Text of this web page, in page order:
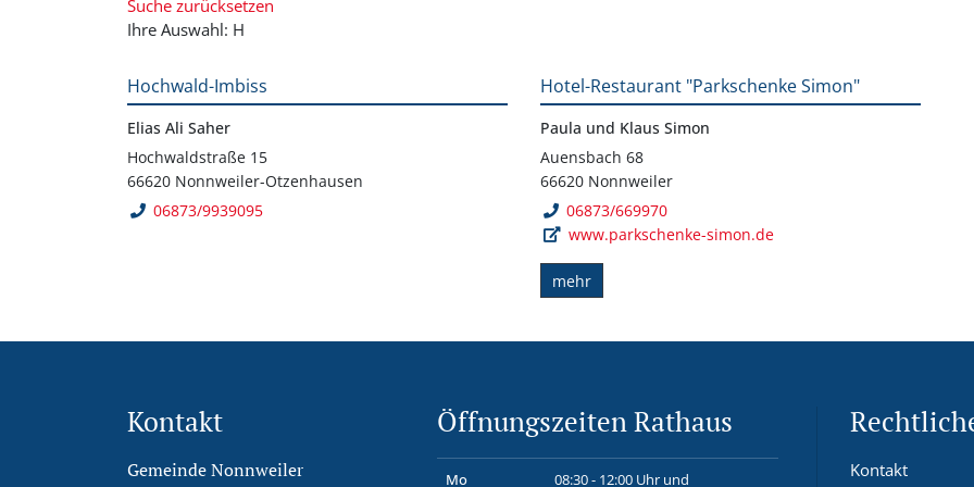
Suche zurücksetzen
Ihre Auswahl: H
Hochwald-Imbiss
Elias Ali Saher
Hochwaldstraße 15
66620 Nonnweiler-Otzenhausen
06873/9939095
Hotel-Restaurant "Parkschenke Simon"
Paula und Klaus Simon
Auensbach 68
66620 Nonnweiler
06873/669970
www.parkschenke-simon.de
mehr
Kontakt
Gemeinde Nonnweiler
Öffnungszeiten Rathaus
Mo 08:30 - 12:00 Uhr und Kontakt